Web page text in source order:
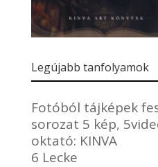
Legújabb tanfolyamok
Fotóból tájképek
sorozat 5 kép,
oktató: KINVA
6 Lecke